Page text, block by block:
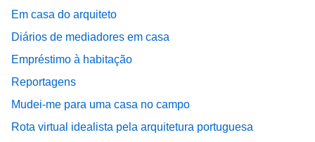
Em casa do arquiteto
Diários de mediadores em casa
Empréstimo à habitação
Reportagens
Mudei-me para uma casa no campo
Rota virtual idealista pela arquitetura portuguesa